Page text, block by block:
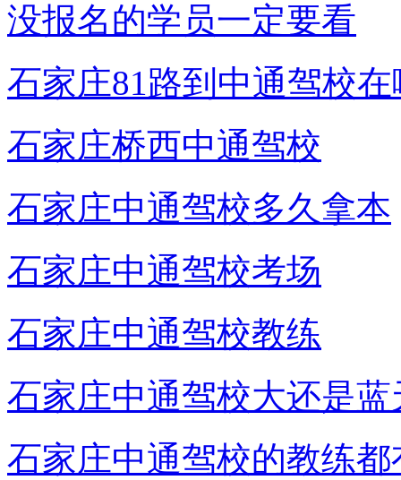
没报名的学员一定要看
石家庄81路到中通驾校
石家庄桥西中通驾校
石家庄中通驾校多久拿本
石家庄中通驾校考场
石家庄中通驾校教练
石家庄中通驾校大还是
石家庄中通驾校的教练都